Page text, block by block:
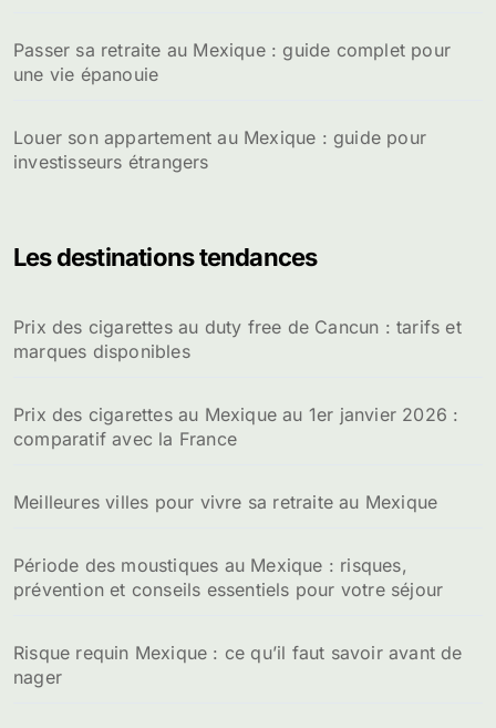
Passer sa retraite au Mexique : guide complet pour
une vie épanouie
Louer son appartement au Mexique : guide pour
investisseurs étrangers
Les destinations tendances
Prix des cigarettes au duty free de Cancun : tarifs et
marques disponibles
Prix des cigarettes au Mexique au 1er janvier 2026 :
comparatif avec la France
Meilleures villes pour vivre sa retraite au Mexique
Période des moustiques au Mexique : risques,
prévention et conseils essentiels pour votre séjour
Risque requin Mexique : ce qu’il faut savoir avant de
nager